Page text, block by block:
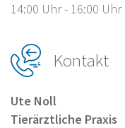
14:00 Uhr - 16:00 Uhr
Kontakt
Ute Noll
Tierärztliche Praxis